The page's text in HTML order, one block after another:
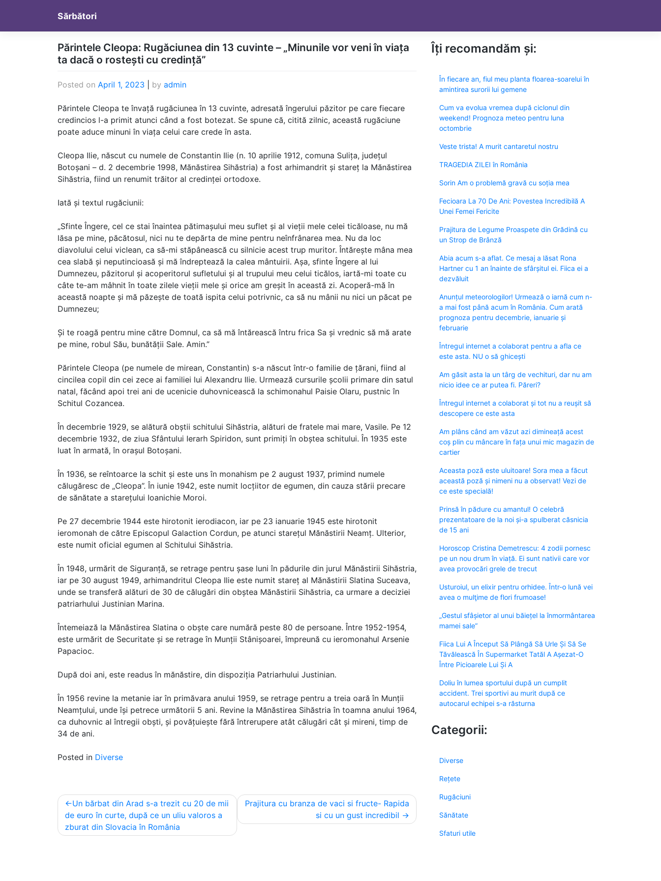
content
Sărbători
Părintele Cleopa: Rugăciunea din 13 cuvinte – „Minunile vor veni în viața
ta dacă o rostești cu credință”
Posted on April 1, 2023 by admin
Părintele Cleopa te învață rugăciunea în 13 cuvinte, adresată îngerului păzitor pe care fiecare
credincios l-a primit atunci când a fost botezat. Se spune că, citită zilnic, această rugăciune
poate aduce minuni în viața celui care crede în asta.
Cleopa Ilie, născut cu numele de Constantin Ilie (n. 10 aprilie 1912, comuna Sulița, județul
Botoșani – d. 2 decembrie 1998, Mănăstirea Sihăstria) a fost arhimandrit și stareț la Mănăstirea
Sihăstria, fiind un renumit trăitor al credinței ortodoxe.
Iată și textul rugăciunii:
„Sfinte Îngere, cel ce stai înaintea pătimașului meu suflet și al vieții mele celei ticăloase, nu mă
lăsa pe mine, păcătosul, nici nu te depărta de mine pentru neînfrânarea mea. Nu da loc
diavolului celui viclean, ca să-mi stăpânească cu silnicie acest trup muritor. Întărește mâna mea
cea slabă și neputincioasă și mă îndreptează la calea mântuirii. Așa, sfinte Îngere al lui
Dumnezeu, păzitorul și acoperitorul sufletului și al trupului meu celui ticălos, iartă-mi toate cu
câte te-am mâhnit în toate zilele vieții mele și orice am greșit în această zi. Acoperă-mă în
această noapte și mă păzește de toată ispita celui potrivnic, ca să nu mânii nu nici un păcat pe
Dumnezeu;
Și te roagă pentru mine către Domnul, ca să mă întărească întru frica Sa și vrednic să mă arate
pe mine, robul Său, bunătății Sale. Amin.”
Părintele Cleopa (pe numele de mirean, Constantin) s-a născut într-o familie de țărani, fiind al
cincilea copil din cei zece ai familiei lui Alexandru Ilie. Urmează cursurile școlii primare din satul
natal, făcând apoi trei ani de ucenicie duhovnicească la schimonahul Paisie Olaru, pustnic în
Schitul Cozancea.
În decembrie 1929, se alătură obștii schitului Sihăstria, alături de fratele mai mare, Vasile. Pe 12
decembrie 1932, de ziua Sfântului Ierarh Spiridon, sunt primiți în obștea schitului. În 1935 este
luat în armată, în orașul Botoșani.
În 1936, se reîntoarce la schit și este uns în monahism pe 2 august 1937, primind numele
călugăresc de „Cleopa”. În iunie 1942, este numit locțiitor de egumen, din cauza stării precare
de sănătate a starețului Ioanichie Moroi.
Pe 27 decembrie 1944 este hirotonit ierodiacon, iar pe 23 ianuarie 1945 este hirotonit
ieromonah de către Episcopul Galaction Cordun, pe atunci starețul Mănăstirii Neamț. Ulterior,
este numit oficial egumen al Schitului Sihăstria.
În 1948, urmărit de Siguranță, se retrage pentru șase luni în pădurile din jurul Mănăstirii Sihăstria,
iar pe 30 august 1949, arhimandritul Cleopa Ilie este numit stareț al Mănăstirii Slatina Suceava,
unde se transferă alături de 30 de călugări din obștea Mănăstirii Sihăstria, ca urmare a deciziei
patriarhului Justinian Marina.
Întemeiază la Mănăstirea Slatina o obște care numără peste 80 de persoane. Între 1952-1954,
este urmărit de Securitate și se retrage în Munții Stânișoarei, împreună cu ieromonahul Arsenie
Papacioc.
După doi ani, este readus în mănăstire, din dispoziția Patriarhului Justinian.
În 1956 revine la metanie iar în primăvara anului 1959, se retrage pentru a treia oară în Munții
Neamțului, unde își petrece următorii 5 ani. Revine la Mănăstirea Sihăstria în toamna anului 1964,
ca duhovnic al întregii obști, și povățuiește fără întrerupere atât călugări cât și mireni, timp de
34 de ani.
Posted in Diverse
Post
navigation
Un bărbat din Arad s-a trezit cu 20 de mii
de euro în curte, după ce un uliu valoros a
zburat din Slovacia în România
Prajitura cu branza de vaci si fructe- Rapida
si cu un gust incredibil
Îți recomandăm și:
În fiecare an, fiul meu planta floarea-soarelui în
amintirea surorii lui gemene
Cum va evolua vremea după ciclonul din
weekend! Prognoza meteo pentru luna
octombrie
Veste trista! A murit cantaretul nostru
TRAGEDIA ZILEI în România
Sorin Am o problemă gravă cu soția mea
Fecioara La 70 De Ani: Povestea Incredibilă A
Unei Femei Fericite
Prajitura de Legume Proaspete din Grădină cu
un Strop de Brânză
Abia acum s-a aflat. Ce mesaj a lăsat Rona
Hartner cu 1 an înainte de sfârșitul ei. Fiica ei a
dezvăluit
Anunțul meteorologilor! Urmează o iarnă cum n-
a mai fost până acum în România. Cum arată
prognoza pentru decembrie, ianuarie și
februarie
Întregul internet a colaborat pentru a afla ce
este asta. NU o să ghicești
Am găsit asta la un târg de vechituri, dar nu am
nicio idee ce ar putea fi. Păreri?
Întregul internet a colaborat și tot nu a reușit să
descopere ce este asta
Am plâns când am văzut azi dimineață acest
coș plin cu mâncare în fața unui mic magazin de
cartier
Aceasta poză este uluitoare! Sora mea a făcut
această poză și nimeni nu a observat! Vezi de
ce este specială!
Prinsă în pădure cu amantul! O celebră
prezentatoare de la noi și-a spulberat căsnicia
de 15 ani
Horoscop Cristina Demetrescu: 4 zodii pornesc
pe un nou drum în viață. Ei sunt nativii care vor
avea provocări grele de trecut
Usturoiul, un elixir pentru orhidee. Într-o lună vei
avea o mulţime de flori frumoase!
„Gestul sfâșietor al unui băiețel la înmormântarea
mamei sale”
Fiica Lui A Început Să Plângă Să Urle Și Să Se
Tăvălească În Supermarket Tatăl A Așezat-O
Între Picioarele Lui Și A
Doliu în lumea sportului după un cumplit
accident. Trei sportivi au murit după ce
autocarul echipei s-a răsturna
Categorii:
Diverse
Rețete
Rugăciuni
Sănătate
Sfaturi utile